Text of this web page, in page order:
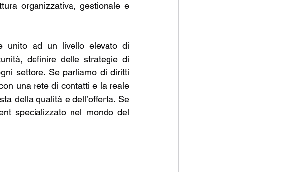
organizzativa, gestionale e
unito ad un livello elevato di
definire delle strategie di
settore. Se parliamo di diritti
una rete di contatti e la reale
della qualità e dell’offerta. Se
specializzato nel mondo del